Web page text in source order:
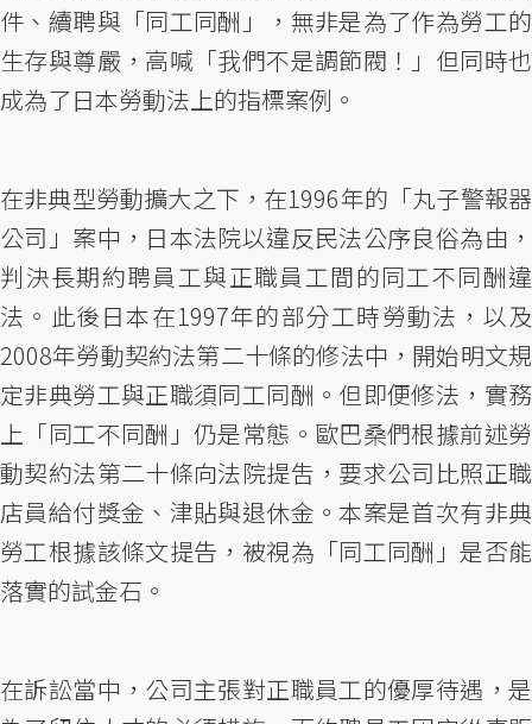
件、續聘與「同工同酬」，無非是為了作為勞工的
生存與尊嚴，高喊「我們不是調節閥！」但同時也
成為了日本勞動法上的指標案例。
在非典型勞動擴大之下，在1996年的「丸子警報器
公司」案中，日本法院以違反民法公序良俗為由，
判決長期約聘員工與正職員工間的同工不同酬違
法。此後日本在1997年的部分工時勞動法，以及
2008年勞動契約法第二十條的修法中，開始明文規
定非典勞工與正職須同工同酬。但即便修法，實務
上「同工不同酬」仍是常態。歐巴桑們根據前述勞
動契約法第二十條向法院提吿，要求公司比照正職
店員給付獎金、津貼與退休金。本案是首次有非典
勞工根據該條文提告，被視為「同工同酬」是否能
落實的試金石。
在訴訟當中，公司主張對正職員工的優厚待遇，是